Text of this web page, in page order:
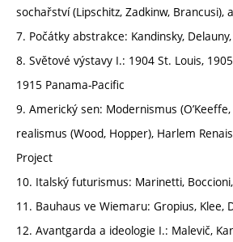
sochařství (Lipschitz, Zadkinw, Brancusi),
7. Počátky abstrakce: Kandinsky,
8. Světové výstavy I.: 1904 St. Louis,
1915 Panama-Pacific
9. Americký sen: Modernismus
realismus (Wood, Hopper), Harlem
Project
10. Italský futurismus: Marinetti,
11. Bauhaus ve Wiemaru: Gropius, Klee,
12. Avantgarda a ideologie I.: Malevič,